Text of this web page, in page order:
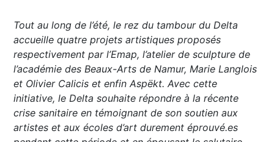
Tout au long de l’été, le rez du tambour du Delta
accueille quatre projets artistiques proposés
respectivement par l’Emap, l’atelier de sculpture de
l’académie des Beaux-Arts de Namur, Marie Langlois
et Olivier Calicis et enfin Aspëkt. Avec cette
initiative, le Delta souhaite répondre à la récente
crise sanitaire en témoignant de son soutien aux
artistes et aux écoles d’art durement éprouvé.es